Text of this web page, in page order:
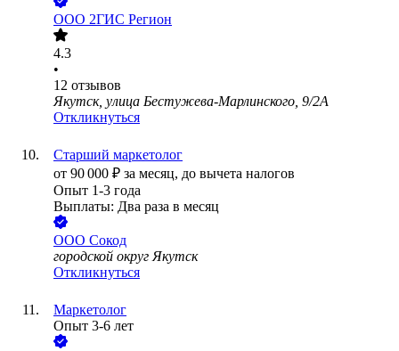
ООО 2ГИС Регион
4.3
•
12 отзывов
Якутск, улица Бестужева-Марлинского, 9/2А
Откликнуться
Старший маркетолог
от 90 000 ₽ за месяц, до вычета налогов
Опыт 1-3 года
Выплаты: Два раза в месяц
ООО Сокод
городской округ Якутск
Откликнуться
Маркетолог
Опыт 3-6 лет